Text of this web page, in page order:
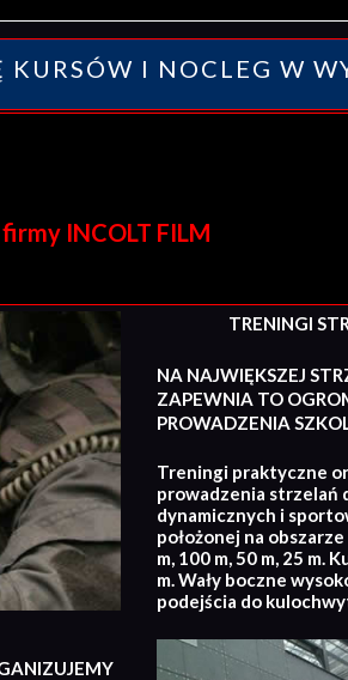
KURSÓW I NOCLEG W
INCOLT FILM
TRENINGI
NA NAJWIĘKSZEJ
ZAPEWNIA TO
PROWADZENIA
Treningi praktyczne
prowadzenia strzelań
dynamicznych i
położonej na
m, 100 m, 50 m, 25 m.
m. Wały boczne
podejścia do